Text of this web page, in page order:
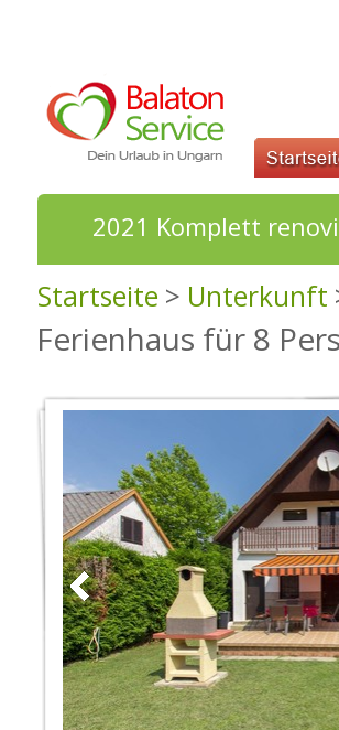
2021 Komplett
Startseite > Unterkunft
Ferienhaus für 8